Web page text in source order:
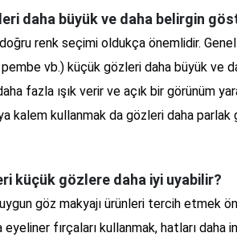
daha büyük ve daha belirgin
renk seçimi oldukça önemlidir. Genel
vb.) küçük gözleri daha büyük ve
fazla ışık verir ve açık bir görünüm
kalem kullanmak da gözleri daha
küçük gözlere daha iyi uyabilir?
göz makyajı ürünleri tercih etmek
fırçaları kullanmak, hatları daha